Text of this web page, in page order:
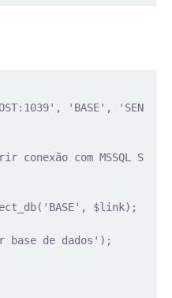
'BASE', 'SEN
com MSSQL S
$link);
base de dados');